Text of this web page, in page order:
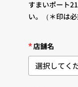
すまいポート
い。
（＊印は
*店舗名